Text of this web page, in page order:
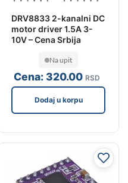
DRV8833 2-kanalni DC
motor driver 1.5A 3-
10V – Cena Srbija
Cena:320.00 RSD
Na upit
Dodaj u korpu